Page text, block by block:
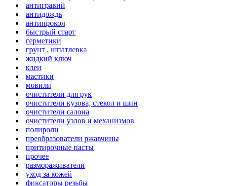
антигравий
антидождь
антипрокол
быстрый старт
герметики
грунт , шпатлевка
жидкий ключ
клеи
мастики
мовили
очистители для рук
очистители кузова, стекол и шин
очистители салона
очистители узлов и механизмов
полироли
преобразователи ржавчины
притирочные пасты
прочее
размораживатели
уход за кожей
фиксаторы резьбы